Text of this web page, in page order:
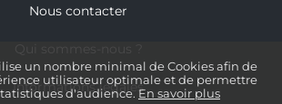
un nombre minimal de Cookies afin de
utilisateur optimale et de permettre
d'audience. En savoir plus
Nous contacter
Informations légales